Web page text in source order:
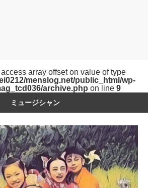
array offset on value of type
menslog.net/public_html/wp-
archive.php on line 9
ミュージシャン